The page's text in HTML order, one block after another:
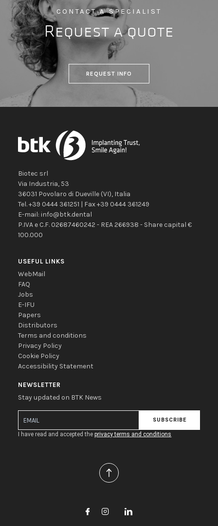
CONTACT A SPECIALIST
Request a quote
REQUEST INFO
Biotec srl
Via Industria, 53
36031 Povolaro di Dueville (VI), Italia
Tel.+39 0444 361251 | Fax+39 0444 361249
E-mail:info@btk.dental
P.IVA e C.F. 02687460242 - REA 266938 - Share capital €
100.000
USEFUL LINKS
WebMail
FAQ
Jobs
E-IFU
Papers
Distributors
Terms and conditions
Privacy Policy
Cookie Policy
Accessibility Statement
NEWSLETTER
Stay updated on BTK News
SUBSCRIBE
I have read and accepted theprivacy terms and conditions